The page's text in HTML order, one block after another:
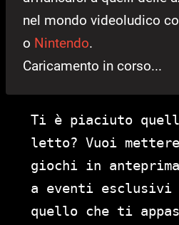
nel mondo videoludico
o Nintendo.
Caricamento in corso...
Ti è piaciuto
letto? Vuoi
giochi in
a eventi esclusivi
quello che ti